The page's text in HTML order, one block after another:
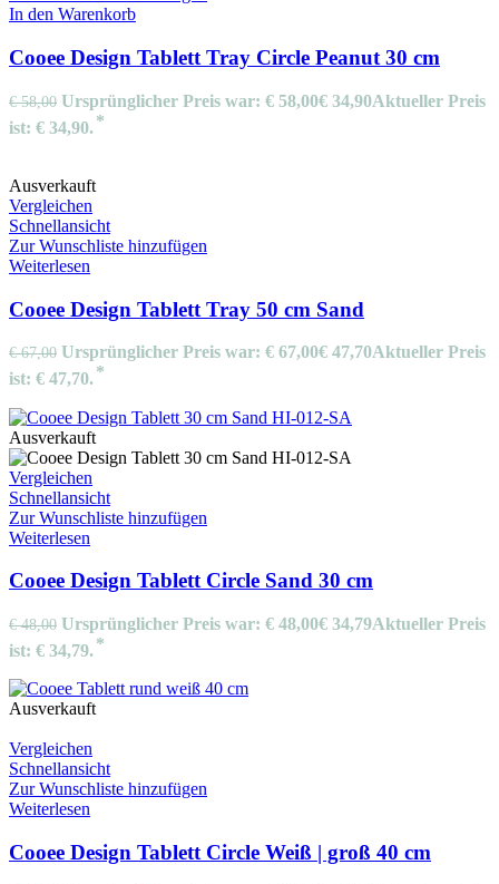
In den Warenkorb
Cooee Design Tablett Tray Circle Peanut 30 cm
€58,00 Ursprünglicher Preis war: € 58,00€ 34,90Aktueller Preis
ist: € 34,90.
Ausverkauft
Vergleichen
Schnellansicht
Zur Wunschliste hinzufügen
Weiterlesen
Cooee Design Tablett Tray 50 cm Sand
€67,00 Ursprünglicher Preis war: € 67,00€ 47,70Aktueller Preis
ist: € 47,70.
Ausverkauft
Vergleichen
Schnellansicht
Zur Wunschliste hinzufügen
Weiterlesen
Cooee Design Tablett Circle Sand 30 cm
€48,00 Ursprünglicher Preis war: € 48,00€ 34,79Aktueller Preis
ist: € 34,79.
Ausverkauft
Vergleichen
Schnellansicht
Zur Wunschliste hinzufügen
Weiterlesen
Cooee Design Tablett Circle Weiß | groß 40 cm